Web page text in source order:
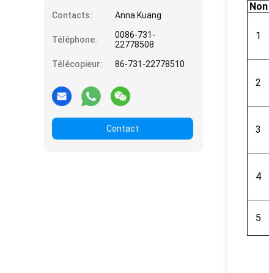
Contacts: Anna Kuang
Téléphone:
0086-731-
22778508
Télécopieur:
86-731-22778510
Contact
Non
1
2
3
4
5